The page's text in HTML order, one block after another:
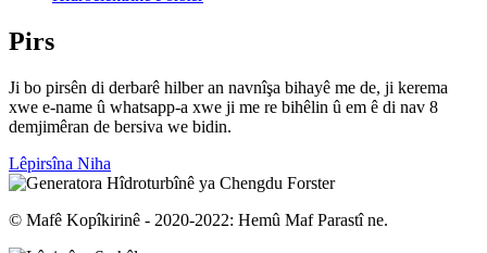
Pirs
Ji bo pirsên di derbarê hilber an navnîşa bihayê me de, ji kerema
xwe e-name û whatsapp-a xwe ji me re bihêlin û em ê di nav 8
demjimêran de bersiva we bidin.
Lêpirsîna Niha
© Mafê Kopîkirinê - 2020-2022: Hemû Maf Parastî ne.